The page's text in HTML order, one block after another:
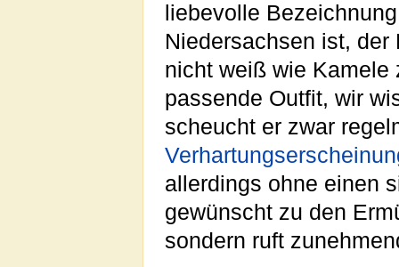
liebevolle
Niedersachsen ist,
nicht weiß wie Kamele
passende Outfit, wir
scheucht er zwar
allerdings ohne einen
gewünscht zu den
sondern ruft